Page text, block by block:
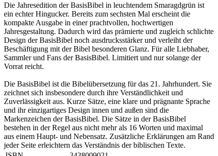
Die Jahresedition der BasisBibel in leuchtendem Smaragdgrün ist
ein echter Hingucker. Bereits zum sechsten Mal erscheint die
kompakte Ausgabe in einer prachtvollen, hochwertigen
Jahresgestaltung. Dadurch wird das prämierte und zugleich schlichte
Design der BasisBibel noch ausdrucksstärker und verleiht der
Beschäftigung mit der Bibel besonderen Glanz. Für alle Liebhaber,
Sammler und Fans der BasisBibel. Limitiert und nur solange der
Vorrat reicht.
Die BasisBibel ist die Bibelübersetzung für das 21. Jahrhundert. Sie
zeichnet sich insbesondere durch ihre Verständlichkeit und
Zuverlässigkeit aus. Kurze Sätze, eine klare und prägnante Sprache
und ihr einzigartiges Design innen und außen sind die
Markenzeichen der BasisBibel. Die Sätze in der BasisBibel
bestehen in der Regel aus nicht mehr als 16 Worten und maximal
aus einem Haupt- und Nebensatz. Zusätzliche Erklärungen am Rand
jeder Seite erleichtern das Verständnis der biblischen Texte.